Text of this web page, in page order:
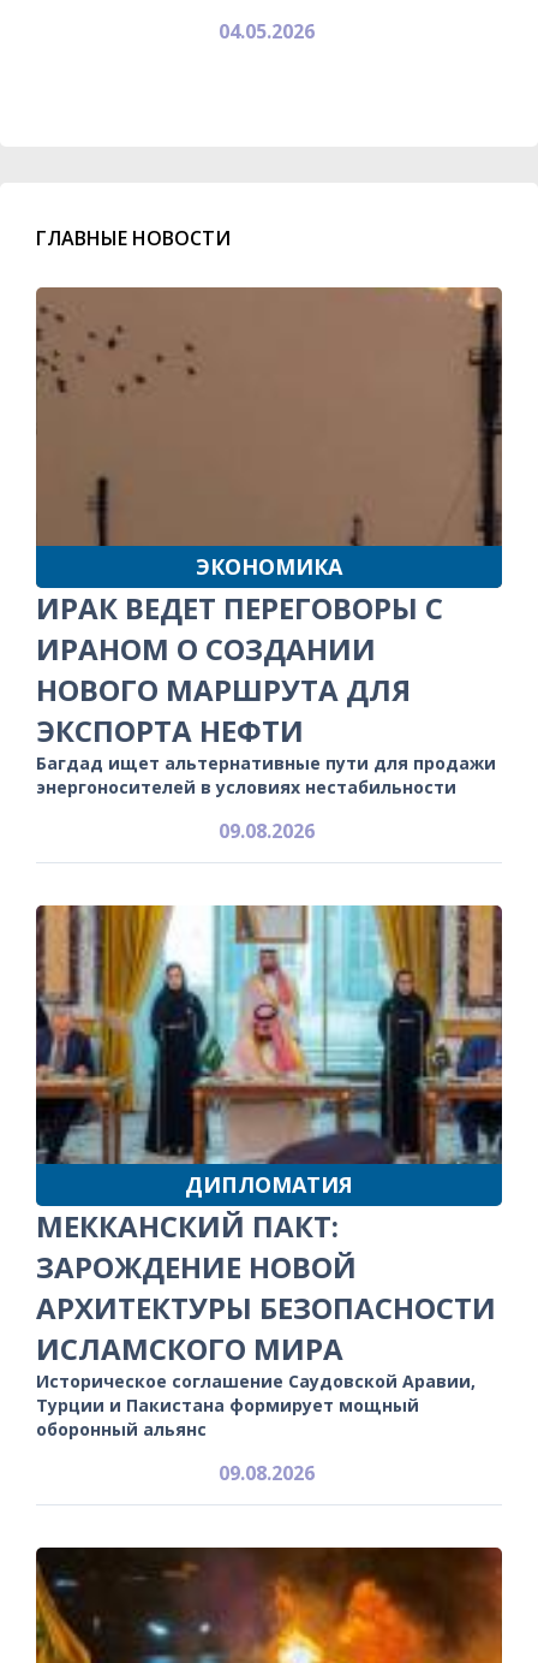
04.05.2026
ГЛАВНЫЕ НОВОСТИ
ЭКОНОМИКА
ИРАК ВЕДЕТ ПЕРЕГОВОРЫ С
ИРАНОМ О СОЗДАНИИ
НОВОГО МАРШРУТА ДЛЯ
ЭКСПОРТА НЕФТИ
Багдад ищет альтернативные пути для продажи
энергоносителей в условиях нестабильности
09.08.2026
ДИПЛОМАТИЯ
МЕККАНСКИЙ ПАКТ:
ЗАРОЖДЕНИЕ НОВОЙ
АРХИТЕКТУРЫ БЕЗОПАСНОСТИ
ИСЛАМСКОГО МИРА
Историческое соглашение Саудовской Аравии,
Турции и Пакистана формирует мощный
оборонный альянс
09.08.2026